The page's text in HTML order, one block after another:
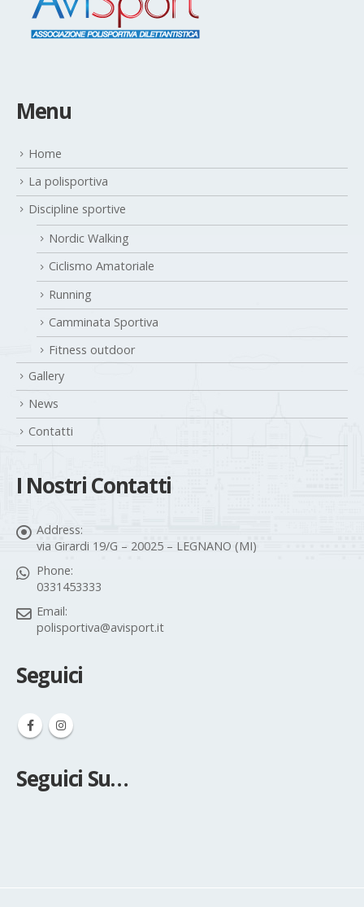
Home
La polisportiva
Discipline sportive
Nordic Walking
Ciclismo Amatoriale
Running
Camminata Sportiva
Fitness outdoor
Gallery
News
Contatti
I Nostri Contatti
Address:
Phone:
0331453333
Email:
polisportiva@avisport.it
Seguici
Seguici Su…